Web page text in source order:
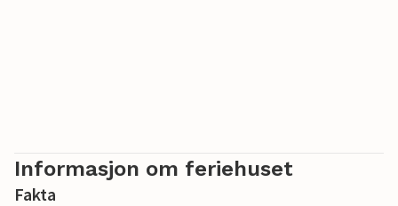
Informasjon om feriehuset
Fakta